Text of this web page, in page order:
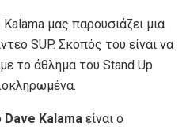
μας παρουσιάζει μια
SUP. Σκοπός του είναι να
το άθλημα του Stand Up
Dave Kalama είναι ο